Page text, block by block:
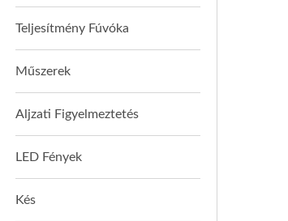
Teljesítmény Fúvóka
Műszerek
Aljzati Figyelmeztetés
LED Fények
Kés